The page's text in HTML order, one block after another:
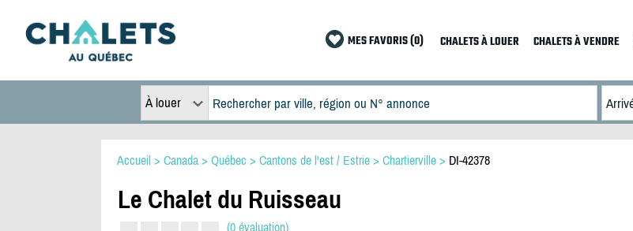
MES FAVORIS (0) CHALETS À LOUER CHALETS À VENDRE
À louer
Accueil > Canada> Québec > Cantons de l'est / Estrie> Chartierville> DI-42378
Le Chalet du Ruisseau
(0 évaluation)